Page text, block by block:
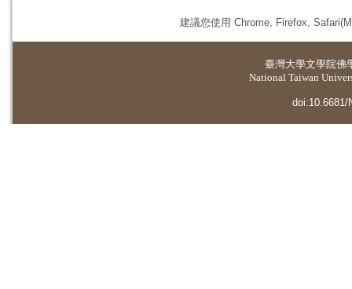
建議您使用 Chrome, Firefox,
臺灣大學文學院佛
National Taiwan
doi:10.6681/